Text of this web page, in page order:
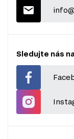
Sledujte nás